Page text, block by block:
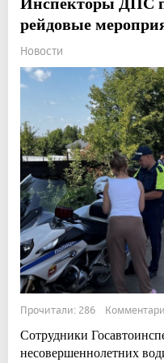
рейдовые
Новости
Прочитали: 286
Сотрудники
несовершеннолетних